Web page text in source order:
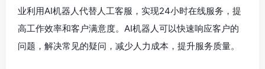
业利用AI机器人代替人工客服，实现24小时在线服务，提
高工作效率和客户满意度。AI机器人可以快速响应客户的
问题，解决常见的疑问，减少人力成本，提升服务质量。